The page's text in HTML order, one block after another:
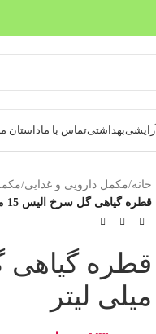
آرایشیبهداشتیتماس با ماداستان
خانه/مکمل دارویی و غذایی/
قطره گیاهی گل سرخ الیس 15 میلی لیتر
میلی لیتر